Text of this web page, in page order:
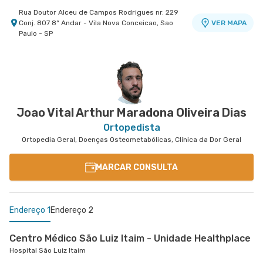
Rua Doutor Alceu de Campos Rodrigues nr. 229
Conj. 807 8º Andar - Vila Nova Conceicao, Sao
Paulo - SP
VER MAPA
Avenida Andrade Neves nr. 863 - Centro,
Joao Vital Arthur Maradona Oliveira Dias
Ortopedista
Ortopedia Geral, Doenças Osteometabólicas, Clínica da Dor Geral
MARCAR CONSULTA
Endereço 1 Endereço 2
Centro Médico São Luiz Itaim - Unidade Healthplace
Hospital São Luiz Itaim